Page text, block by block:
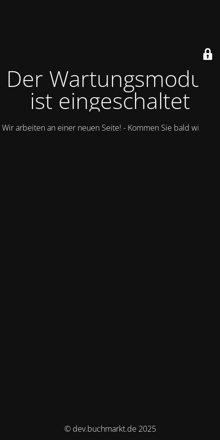
Der Wartungsmodus
ist eingeschaltet
Wir arbeiten an einer neuen Seite! - Kommen Sie bald wieder.
© dev.buchmarkt.de 2025